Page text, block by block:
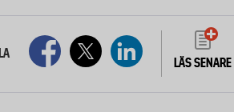
LÄS SENARE